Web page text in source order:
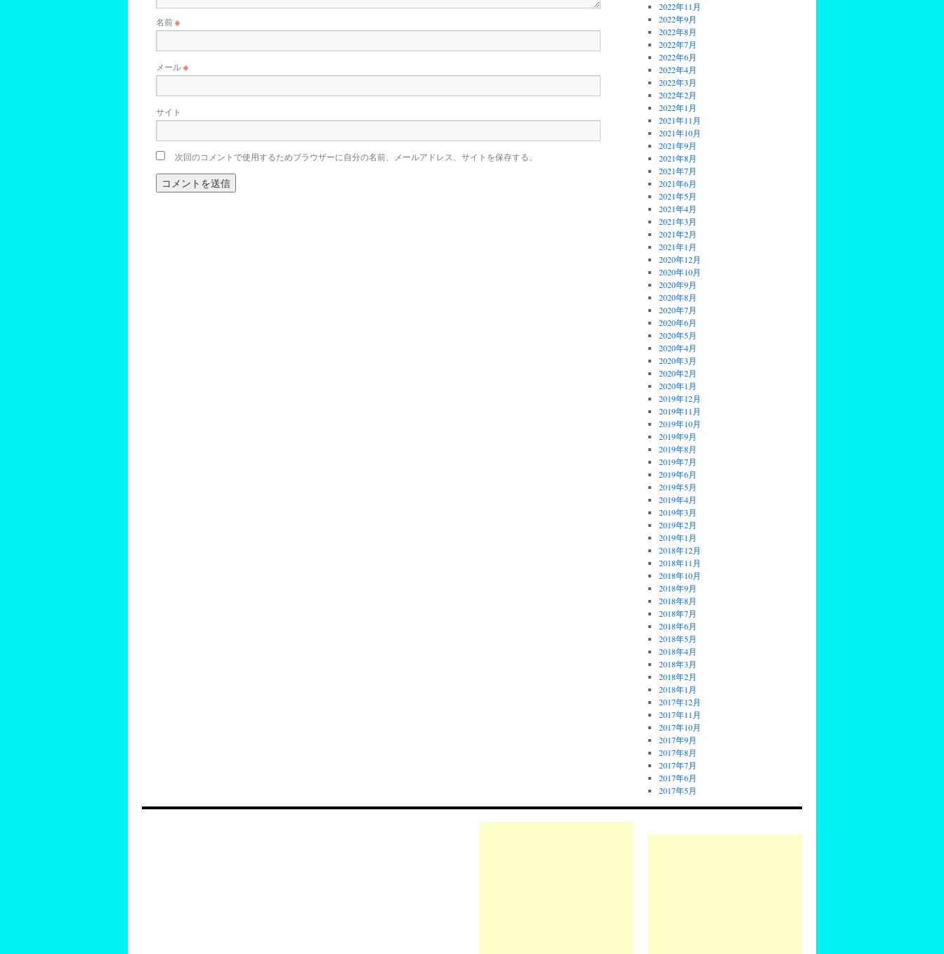
名前※
メール※
サイト
次回のコメントで使用するためブラウザーに自分の名前、メールアドレス、サイトを保存する。
2022年11月
2022年9月
2022年8月
2022年7月
2022年6月
2022年4月
2022年3月
2022年2月
2022年1月
2021年11月
2021年10月
2021年9月
2021年8月
2021年7月
2021年6月
2021年5月
2021年4月
2021年3月
2021年2月
2021年1月
2020年12月
2020年10月
2020年9月
2020年8月
2020年7月
2020年6月
2020年5月
2020年4月
2020年3月
2020年2月
2020年1月
2019年12月
2019年11月
2019年10月
2019年9月
2019年8月
2019年7月
2019年6月
2019年5月
2019年4月
2019年3月
2019年2月
2019年1月
2018年12月
2018年11月
2018年10月
2018年9月
2018年8月
2018年7月
2018年6月
2018年5月
2018年4月
2018年3月
2018年2月
2018年1月
2017年12月
2017年11月
2017年10月
2017年9月
2017年8月
2017年7月
2017年6月
2017年5月